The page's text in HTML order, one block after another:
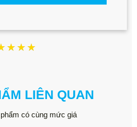
LIÊN QUAN
có cùng mức giá